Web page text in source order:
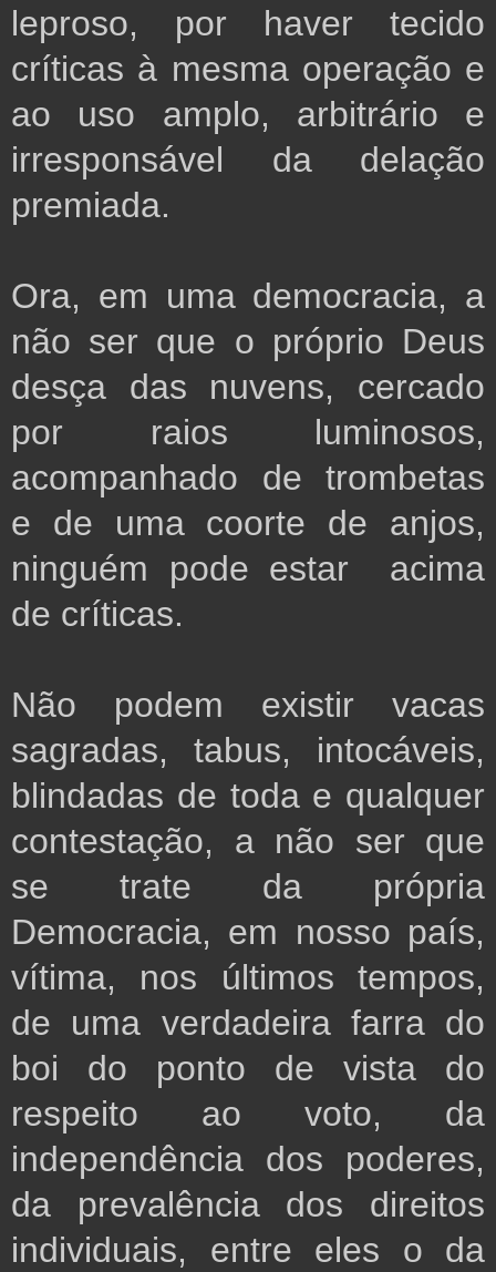
leproso, por haver tecido
críticas à mesma operação e
ao uso amplo, arbitrário e
irresponsável da delação
premiada.
Ora, em uma democracia, a
não ser que o próprio Deus
desça das nuvens, cercado
por raios luminosos,
acompanhado de trombetas
e de uma coorte de anjos,
ninguém pode estar acima
de críticas.
Não podem existir vacas
sagradas, tabus, intocáveis,
blindadas de toda e qualquer
contestação, a não ser que
se trate da própria
Democracia, em nosso país,
vítima, nos últimos tempos,
de uma verdadeira farra do
boi do ponto de vista do
respeito ao voto, da
independência dos poderes,
da prevalência dos direitos
individuais, entre eles o da